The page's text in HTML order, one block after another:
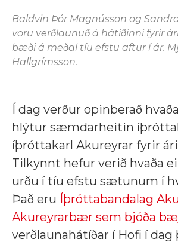
Baldvin Þór Magnússon og
voru verðlaunuð á hátíðinni fyrir
bæði á meðal tíu efstu aftur í ár.
Hallgrímsson.
Í dag verður opinberað
hlýtur sæmdarheitin
íþróttakarl Akureyrar fyrir
Tilkynnt hefur verið hvaða
urðu í tíu efstu sætunum í
Það eru Íþróttabandalag
Akureyrarbær sem bjóða
verðlaunahátíðar í Hofi í dag